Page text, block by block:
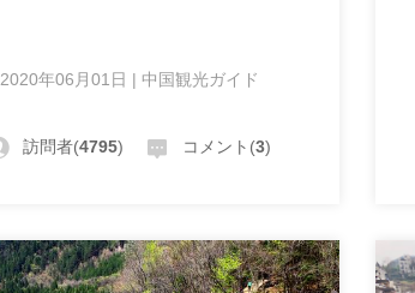
2020年06月01日 | 中国観光ガイド
訪問者(4795) コメント(3)